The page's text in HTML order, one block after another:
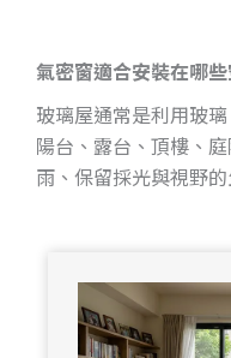
氣密窗適合安裝在哪些
玻璃屋通常是利用玻
陽台、露台、頂樓、
雨、保留採光與視野的